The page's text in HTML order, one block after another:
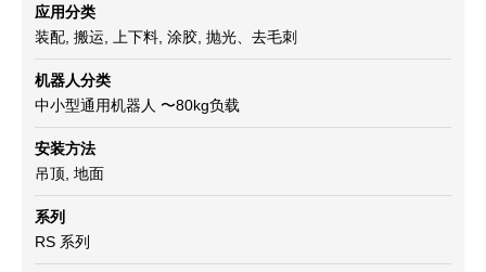
应用分类
装配, 搬运, 上下料, 涂胶, 抛光、去毛刺
机器人分类
中小型通用机器人 〜80kg负载
安装方法
吊顶, 地面
系列
RS 系列